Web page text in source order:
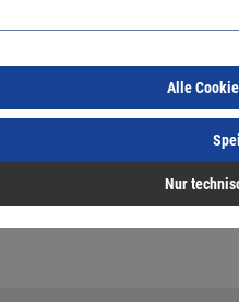
Alle
Nur